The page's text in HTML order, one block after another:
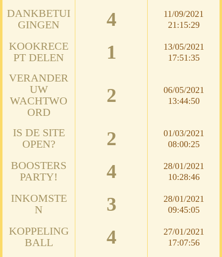
DANKBETUI
GINGEN
4
11/09/2021
21:15:29
KOOKRECE
PT DELEN
1
13/05/2021
17:51:35
VERANDER
UW
WACHTWO
ORD
2
06/05/2021
13:44:50
IS DE SITE
OPEN?
2
01/03/2021
08:00:25
BOOSTERS
PARTY!
4
28/01/2021
10:28:46
INKOMSTE
N
3
28/01/2021
09:45:05
KOPPELING
BALL
4
27/01/2021
17:07:56